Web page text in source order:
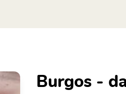
Burgos -